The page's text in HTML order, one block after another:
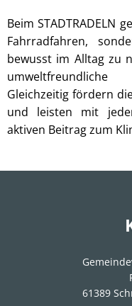
Beim STADTRADELN
Fahrradfahren,
bewusst im Alltag zu
umweltfreundliche
Gleichzeitig fördern
und leisten mit
aktiven Beitrag zum
61389